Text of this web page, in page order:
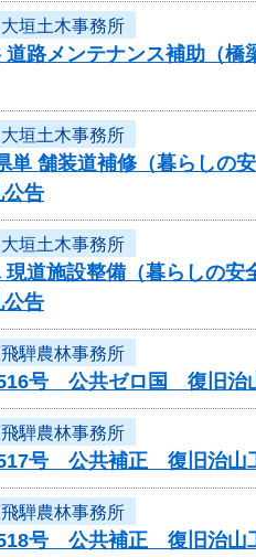
大垣土木事務所
道路メンテナンス補助（
大垣土木事務所
単 舗装道補修（暮らし
公告
大垣土木事務所
現道施設整備（暮らしの
公告
飛騨農林事務所
号 公共ゼロ国 復旧治
飛騨農林事務所
号 公共補正 復旧治山
飛騨農林事務所
号 公共補正 復旧治山